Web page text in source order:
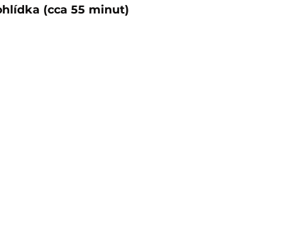
(cca 55 minut)